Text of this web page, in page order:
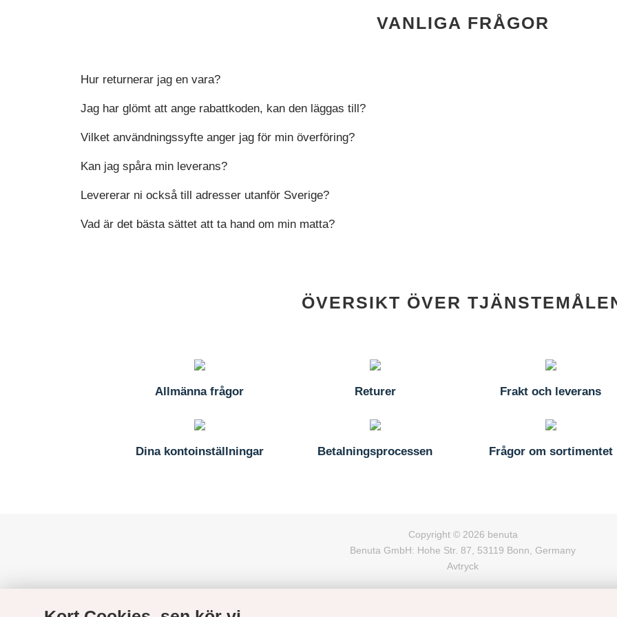
VANLIGA FRÅGOR
Hur returnerar jag en vara?
Jag har glömt att ange rabattkoden, kan den läggas till?
Vilket användningssyfte anger jag för min överföring?
Kan jag spåra min leverans?
Levererar ni också till adresser utanför Sverige?
Vad är det bästa sättet att ta hand om min matta?
ÖVERSIKT ÖVER
Allmänna frågor Returer Frakt och leverans
Dina kontoinställningar Betalningsprocessen Frågor om sortimentet
Copyright © 2026 benuta
Benuta GmbH: Hohe Str. 87, 53119 Bonn, Germany
Avtryck